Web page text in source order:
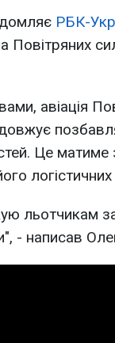
РБК-
Повітряних
авіація
Це матиме
льотчикам
- написав